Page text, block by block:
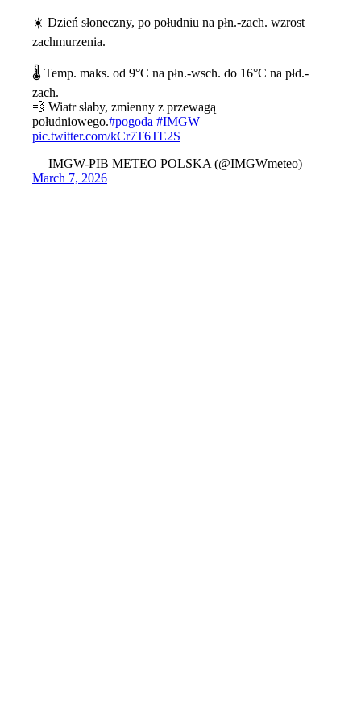
☀️ Dzień słoneczny, po południu na płn.-zach. wzrost
zachmurzenia.
🌡️ Temp. maks. od 9°C na płn.-wsch. do 16°C na płd.-
zach.
💨 Wiatr słaby, zmienny z przewagą
południowego.#pogoda #IMGW
pic.twitter.com/kCr7T6TE2S
— IMGW-PIB METEO POLSKA (@IMGWmeteo)
March 7, 2026